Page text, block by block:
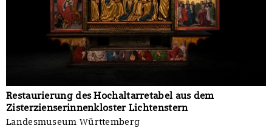
Restaurierung des Hochaltarretabel aus dem
Zisterzienserinnenkloster Lichtenstern
Landesmuseum Württemberg